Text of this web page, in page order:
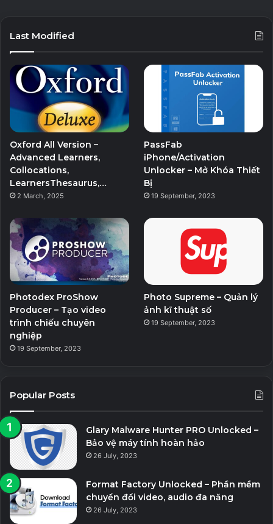
Last Modified
Oxford All Version –
Advanced Learners,
Collocations,
LearnersThesaurus,…
2 March, 2025
PassFab
iPhone/Activation
Unlocker – Mở Khóa Thiết
Bị
19 September, 2023
Photodex ProShow
Producer – Tạo video
trình chiếu chuyên
nghiệp
19 September, 2023
Photo Supreme – Quản lý
ảnh kĩ thuật số
19 September, 2023
Popular Posts
Glary Malware Hunter PRO Unlocked –
Bảo vệ máy tính hoàn hảo
26 July, 2023
Format Factory Unlocked – Phần mềm
chuyển đổi video, audio đa năng
26 July, 2023